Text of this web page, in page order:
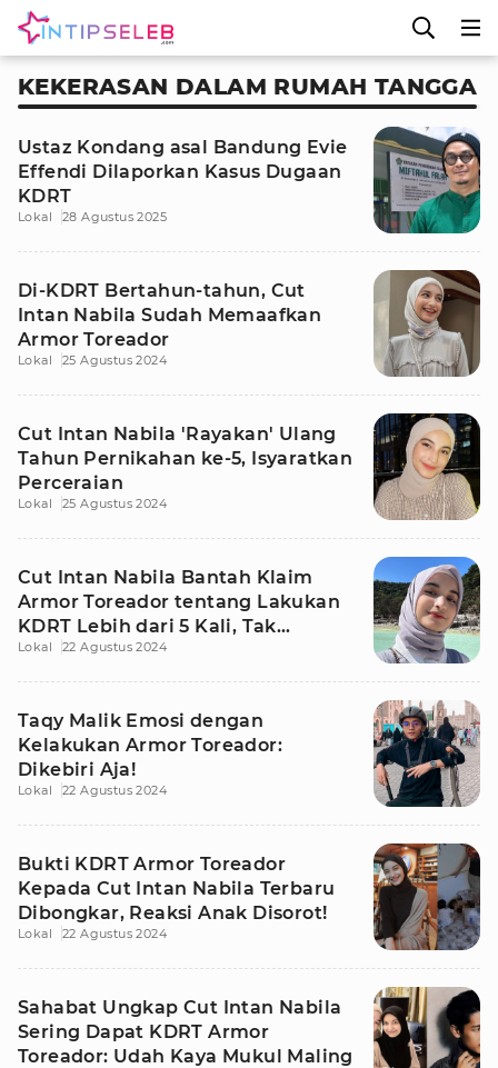
KEKERASAN DALAM RUMAH TANGGA
Ustaz Kondang asal Bandung Evie
Effendi Dilaporkan Kasus Dugaan
KDRT
Lokal 28 Agustus 2025
Di-KDRT Bertahun-tahun, Cut
Intan Nabila Sudah Memaafkan
Armor Toreador
Lokal 25 Agustus 2024
Cut Intan Nabila 'Rayakan' Ulang
Tahun Pernikahan ke-5, Isyaratkan
Perceraian
Lokal 25 Agustus 2024
Cut Intan Nabila Bantah Klaim
Armor Toreador tentang Lakukan
KDRT Lebih dari 5 Kali, Tak
Terhitung!
Lokal 22 Agustus 2024
Taqy Malik Emosi dengan
Kelakukan Armor Toreador:
Dikebiri Aja!
Lokal 22 Agustus 2024
Bukti KDRT Armor Toreador
Kepada Cut Intan Nabila Terbaru
Dibongkar, Reaksi Anak Disorot!
Lokal 22 Agustus 2024
Sahabat Ungkap Cut Intan Nabila
Sering Dapat KDRT Armor
Toreador: Udah Kaya Mukul Maling